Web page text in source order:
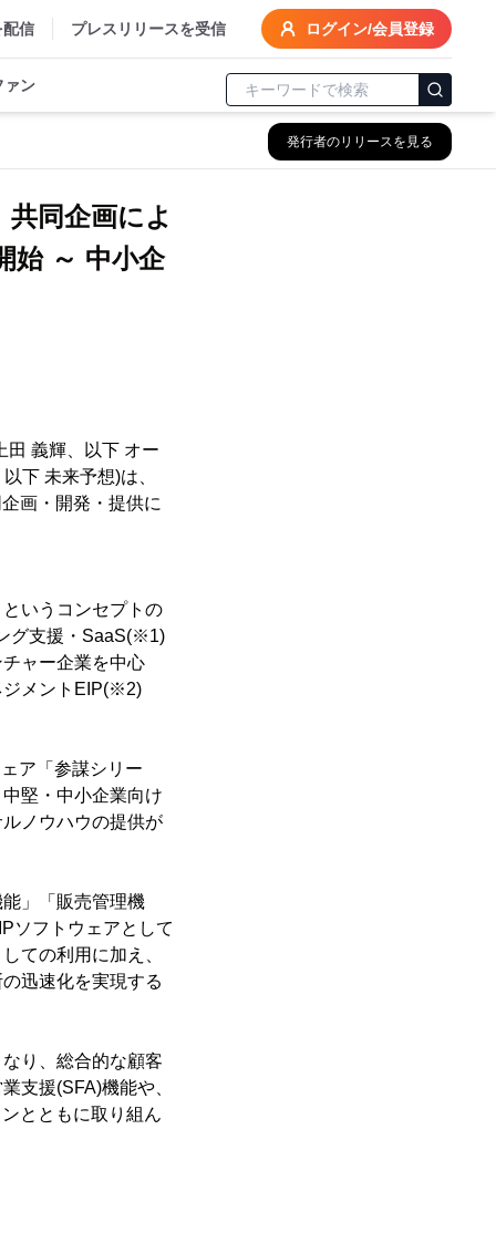
配信 プレスリリースを受信 ログイン/会員登録
ァン
発行者のリリースを見る
同企画によ
始 ～ 中小企
義輝、以下 オー
下 未来予想)は、
画・開発・提供に
いうコンセプトの
グ支援・SaaS(※1)
ャー企業を中心
ジメントEIP(※2)
ア「参謀シリー
堅・中小企業向け
ノウハウの提供が
」「販売管理機
ソフトウェアとして
ての利用に加え、
迅速化を実現する
り、総合的な顧客
支援(SFA)機能や、
とともに取り組ん